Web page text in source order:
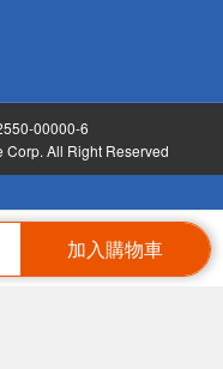
加入購物車
00000-6
All Right Reserved